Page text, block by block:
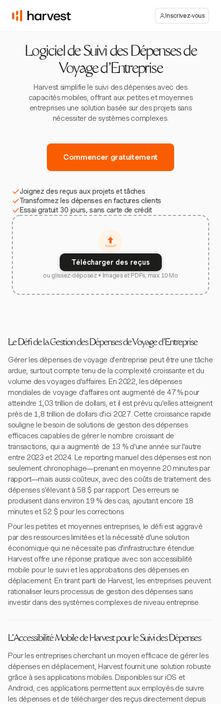
Inscrivez-vous
Logiciel de Suivi des Dépenses de
Voyage d'Entreprise
Harvest simplifie le suivi des dépenses avec des
capacités mobiles, offrant aux petites et moyennes
entreprises une solution basée sur des projets sans
nécessiter de systèmes complexes.
Commencer gratuitement
Joignez des reçus aux projets et tâches
Transformez les dépenses en factures clients
Essai gratuit 30 jours, sans carte de crédit
Télécharger des reçus
ou glissez-déposez • Images et PDFs, max 10 Mo
Le Défi de la Gestion des Dépenses de Voyage d'Entreprise
Gérer les dépenses de voyage d'entreprise peut être une tâche
ardue, surtout compte tenu de la complexité croissante et du
volume des voyages d'affaires. En 2022, les dépenses
mondiales de voyage d'affaires ont augmenté de 47 % pour
atteindre 1,03 trillion de dollars, et il est prévu qu'elles atteignent
près de 1,8 trillion de dollars d'ici 2027. Cette croissance rapide
souligne le besoin de solutions de gestion des dépenses
efficaces capables de gérer le nombre croissant de
transactions, qui a augmenté de 13 % d'une année sur l'autre
entre 2023 et 2024. Le reporting manuel des dépenses est non
seulement chronophage—prenant en moyenne 20 minutes par
rapport—mais aussi coûteux, avec des coûts de traitement des
dépenses s'élevant à 58 $ par rapport. Des erreurs se
produisent dans environ 19 % des cas, ajoutant encore 18
minutes et 52 $ pour les corrections.
Pour les petites et moyennes entreprises, le défi est aggravé
par des ressources limitées et la nécessité d'une solution
économique qui ne nécessite pas d'infrastructure étendue.
Harvest offre une réponse pratique avec son accessibilité
mobile pour le suivi et les approbations des dépenses en
déplacement. En tirant parti de Harvest, les entreprises peuvent
rationaliser leurs processus de gestion des dépenses sans
investir dans des systèmes complexes de niveau entreprise.
L'Accessibilité Mobile de Harvest pour le Suivi des Dépenses
Pour les entreprises cherchant un moyen efficace de gérer les
dépenses en déplacement, Harvest fournit une solution robuste
grâce à ses applications mobiles. Disponibles sur iOS et
Android, ces applications permettent aux employés de suivre
les dépenses et de télécharger des reçus directement depuis